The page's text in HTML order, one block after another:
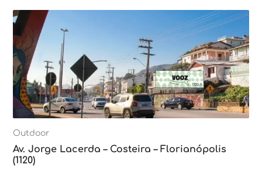
Outdoor
Av. Jorge Lacerda – Costeira – Florianópolis
(1120)